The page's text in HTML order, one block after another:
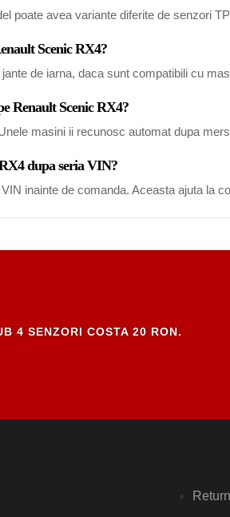
poate avea variante diferite de senzori
Scenic RX4?
de iarna, daca sunt compatibili cu
Renault Scenic RX4?
masini ii recunosc automat dupa
dupa seria VIN?
inainte de comanda. Aceasta ajuta la
4 SENZORI COSTA 20 RON.